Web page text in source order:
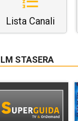
Lista Canali
STASERA